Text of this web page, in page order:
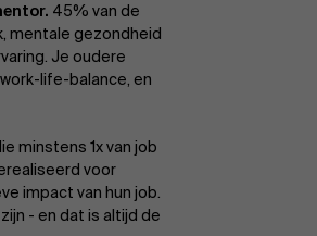
45% van de
mentale gezondheid
Je oudere
life-balance, en
minstens 1x van job
voor
impact van hun job.
- en dat is altijd de